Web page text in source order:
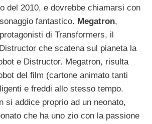
del 2010, e dovrebbe chiamarsi con
fantastico. Megatron,
di Transformers, il
che scatena sul pianeta la
e Distructor. Megatron, risulta
del film (cartone animato tanti
e freddi allo stesso tempo.
si addice proprio ad un neonato,
che ha uno zio con la passione